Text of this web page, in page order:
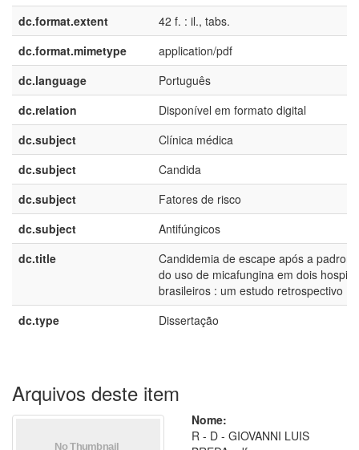
dc.format.extent
42 f. : il., tabs.
dc.format.mimetype
application/pdf
dc.language
Português
dc.relation
Disponível em formato digital
dc.subject
Clínica médica
dc.subject
Candida
dc.subject
Fatores de risco
dc.subject
Antifúngicos
dc.title
Candidemia de escape após a
do uso de micafungina em dois
brasileiros : um estudo retrospectivo
dc.type
Dissertação
Arquivos deste item
Nome:
R - D - GIOVANNI LUIS